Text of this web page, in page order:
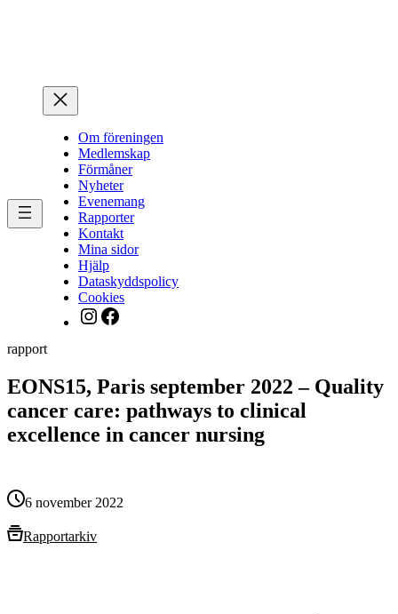
Om föreningen
Medlemskap
Förmåner
Nyheter
Evenemang
Rapporter
Kontakt
Mina sidor
Hjälp
Dataskyddspolicy
Cookies
Instagram
Facebook
rapport
EONS15, Paris september 2022 – Quality
cancer care: pathways to clinical
excellence in cancer nursing
6 november 2022
Rapportarkiv